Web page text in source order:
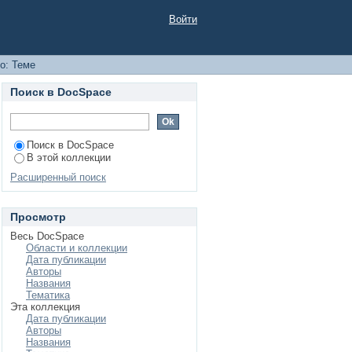
Войти
Теме
Поиск в DocSpace
Поиск в DocSpace
В этой коллекции
Расширенный поиск
Просмотр
Весь DocSpace
Области и коллекции
Дата публикации
Авторы
Названия
Тематика
Эта коллекция
Дата публикации
Авторы
Названия